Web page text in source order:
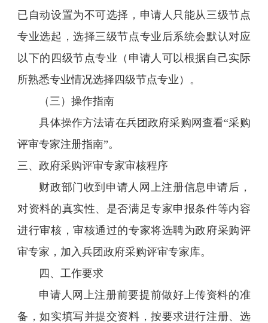
已自动设置为不可选择，申请人只能从三级节点
专业选起，选择三级节点专业后系统会默认对应
以下的四级节点专业（申请人可以根据自己实际
所熟悉专业情况选择四级节点专业）。
（三）操作指南
具体操作方法请在兵团政府采购网查看“采购
评审专家注册指南”。
三、政府采购评审专家审核程序
财政部门收到申请人网上注册信息申请后，
对资料的真实性、是否满足专家申报条件等内容
进行审核，审核通过的专家将选聘为政府采购评
审专家，加入兵团政府采购评审专家库。
四、工作要求
申请人网上注册前要提前做好上传资料的准
备，如实填写并提交资料，按要求进行注册、选